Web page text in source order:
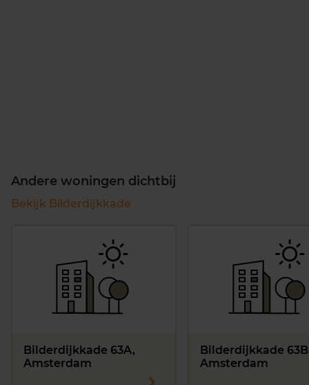
Andere woningen dichtbij
Bekijk Bilderdijkkade
Bilderdijkkade 63A,
Amsterdam
Bilderdijkkade
Amsterdam